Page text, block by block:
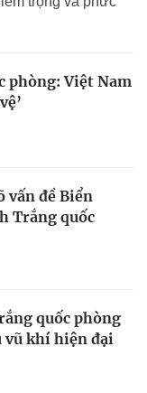
phòng: Việt Nam
vấn đề Biển
Trắng quốc
quốc phòng
vũ khí hiện đại